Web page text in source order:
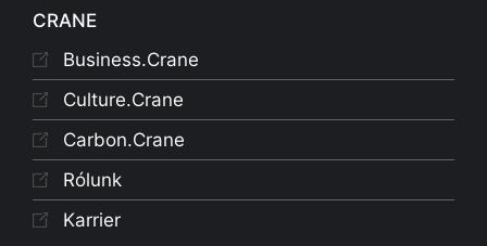
CRANE
Business.Crane
Culture.Crane
Carbon.Crane
Rólunk
Karrier